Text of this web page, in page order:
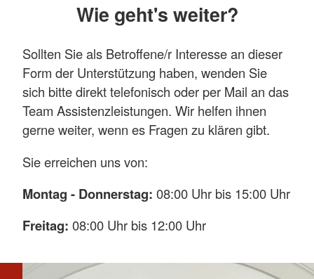
Wie geht's weiter?
Sollten Sie als Betroffene/r Interesse an dieser
Form der Unterstützung haben, wenden Sie
sich bitte direkt telefonisch oder per Mail an das
Team Assistenzleistungen. Wir helfen ihnen
gerne weiter, wenn es Fragen zu klären gibt.
Sie erreichen uns von:
Montag - Donnerstag: 08:00 Uhr bis 15:00 Uhr
Freitag: 08:00 Uhr bis 12:00 Uhr